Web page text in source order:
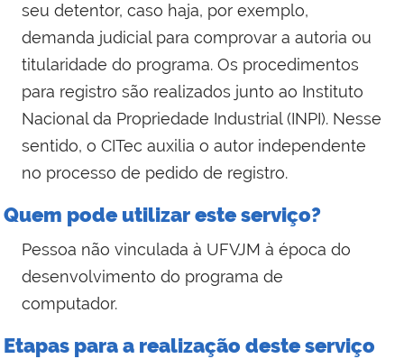
seu detentor, caso haja, por exemplo,
demanda judicial para comprovar a autoria ou
titularidade do programa. Os procedimentos
para registro são realizados junto ao Instituto
Nacional da Propriedade Industrial (INPI). Nesse
sentido, o CITec auxilia o autor independente
no processo de pedido de registro.
Quem pode utilizar este serviço?
Pessoa não vinculada à UFVJM à época do
desenvolvimento do programa de
computador.
Etapas para a realização deste serviço